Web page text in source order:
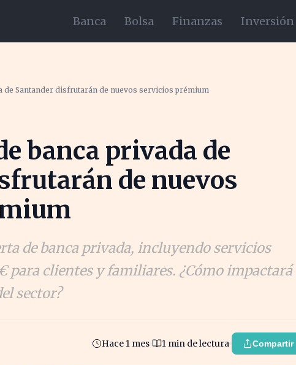
Banca Bolsa Finanzas Inversión
de Santander disfrutarán de nuevos servicios prémium
banca privada de
de nuevos
de banca privada, incluyendo servicios
para clientes y familiares. ¿Cómo impactará
sector?
Hace 1 mes 1 min de lectura Compartir